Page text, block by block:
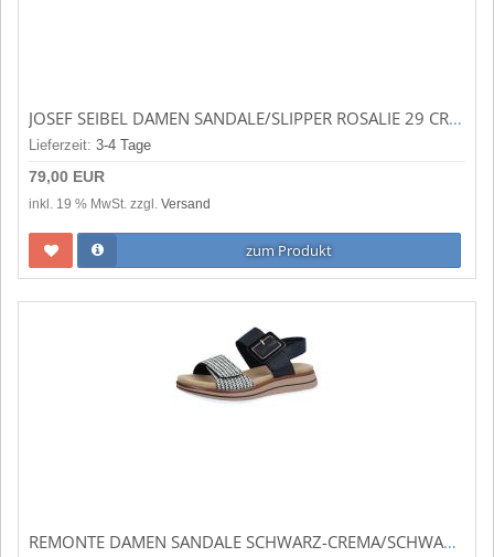
JOSEF SEIBEL DAMEN SANDALE/SLIPPER ROSALIE 29 CREME (BEIGE) 7952995/230
Lieferzeit: 3-4 Tage
79,00 EUR
inkl. 19 % MwSt. zzgl. Versand
zum Produkt
REMONTE DAMEN SANDALE SCHWARZ-CREMA/SCHWAR (SCHWARZ) D1J53-02